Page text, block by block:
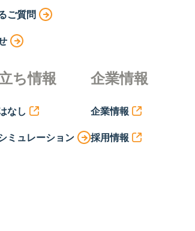
ご質問
ち情報
なし
ミュレーション
企業情報
企業情報
採用情報